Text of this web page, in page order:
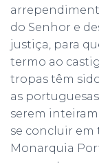
do Senhor e
justiça, para
termo ao
tropas têm
as
serem
se concluir em
Monarquia